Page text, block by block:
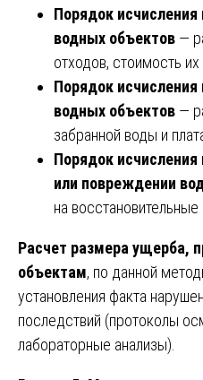
Порядок исчисления
водных объектов —
отходов, стоимость их
Порядок
водных объектов —
забранной воды и
Порядок
или повреждении
на восстановительные
Расчет размера ущерба,
объектам, по данной
установления факта
последствий (протоколы
лабораторные анализы).